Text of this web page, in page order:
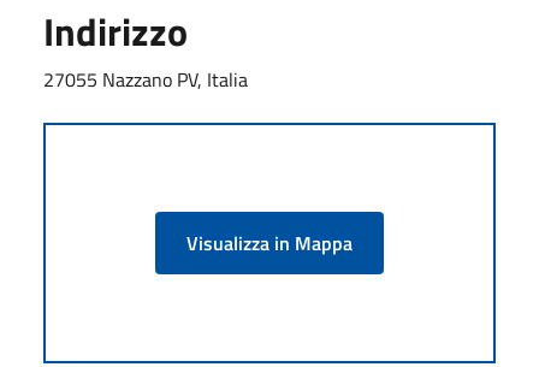
Indirizzo
27055 Nazzano PV, Italia
Visualizza in Mappa